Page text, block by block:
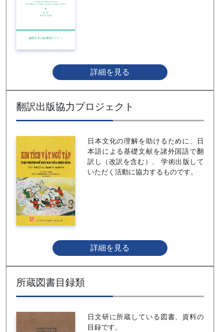
詳細を見る
翻訳出版協力プロジェクト
日本文化の理解を助けるために、日
本語による基礎文献を諸外国語で翻
訳し（改訳を含む）、 学術出版して
いただく活動に協力するものです。
詳細を見る
所蔵図書目録類
日文研に所蔵している図書、資料の
目録です。